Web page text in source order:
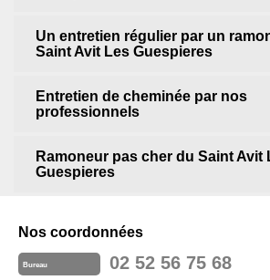
Un entretien régulier par un
Saint Avit Les Guespieres
Entretien de cheminée par nos
professionnels
Ramoneur pas cher du Saint Avit
Guespieres
Nos coordonnées
Bureau 02 52 56 75 68